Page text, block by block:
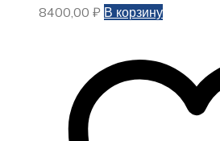
8400,00 ₽ В корзину